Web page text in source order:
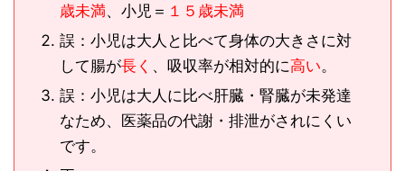
歳未満、小児＝ １５歳未満
誤：小児は大人と比べて身体の大きさに対
して腸が長く 、吸収率が相対的に高い。
誤：小児は大人に比べ肝臓・腎臓が未発達
なため、医薬品の代謝・排泄がされにくい
です。